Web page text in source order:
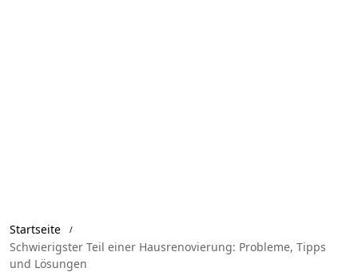
Startseite
Schwierigster Teil einer Hausrenovierung: Probleme, Tipps
und Lösungen